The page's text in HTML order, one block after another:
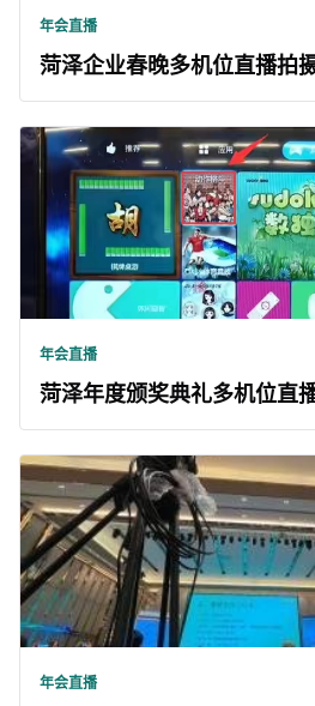
年会直播
菏泽企业春晚多机位直播拍
年会直播
菏泽年度颁奖典礼多机位直
年会直播